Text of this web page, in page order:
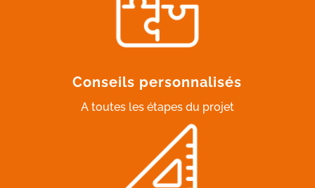
Conseils personnalisés
A toutes les étapes du projet